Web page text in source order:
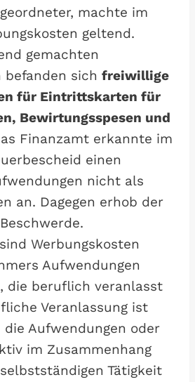
machte im
geltend.
gemachten
befanden sich freiwillige
für Eintrittskarten für
Bewirtungsspesen und
Finanzamt erkannte im
einen
nicht als
an. Dagegen erhob der
Werbungskosten
Aufwendungen
die beruflich veranlasst
Veranlassung ist
die Aufwendungen oder
im Zusammenhang
Tätigkeit